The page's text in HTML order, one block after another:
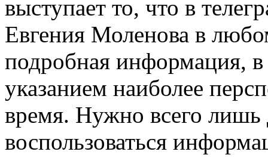
выступает то, что в
Евгения Моленова в
подробная информация,
указанием наиболее
время. Нужно всего лишь
воспользоваться